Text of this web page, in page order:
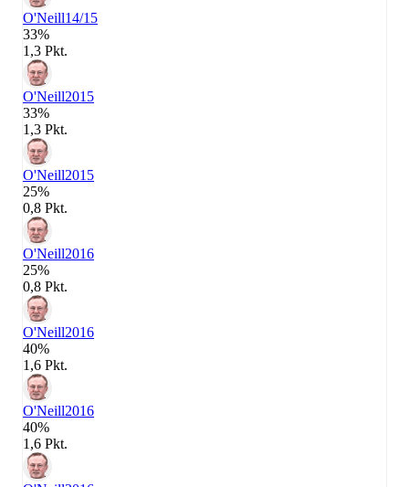
O'Neill14/15
33%
1,3 Pkt.
O'Neill2015
33%
1,3 Pkt.
O'Neill2015
25%
0,8 Pkt.
O'Neill2016
25%
0,8 Pkt.
O'Neill2016
40%
1,6 Pkt.
O'Neill2016
40%
1,6 Pkt.